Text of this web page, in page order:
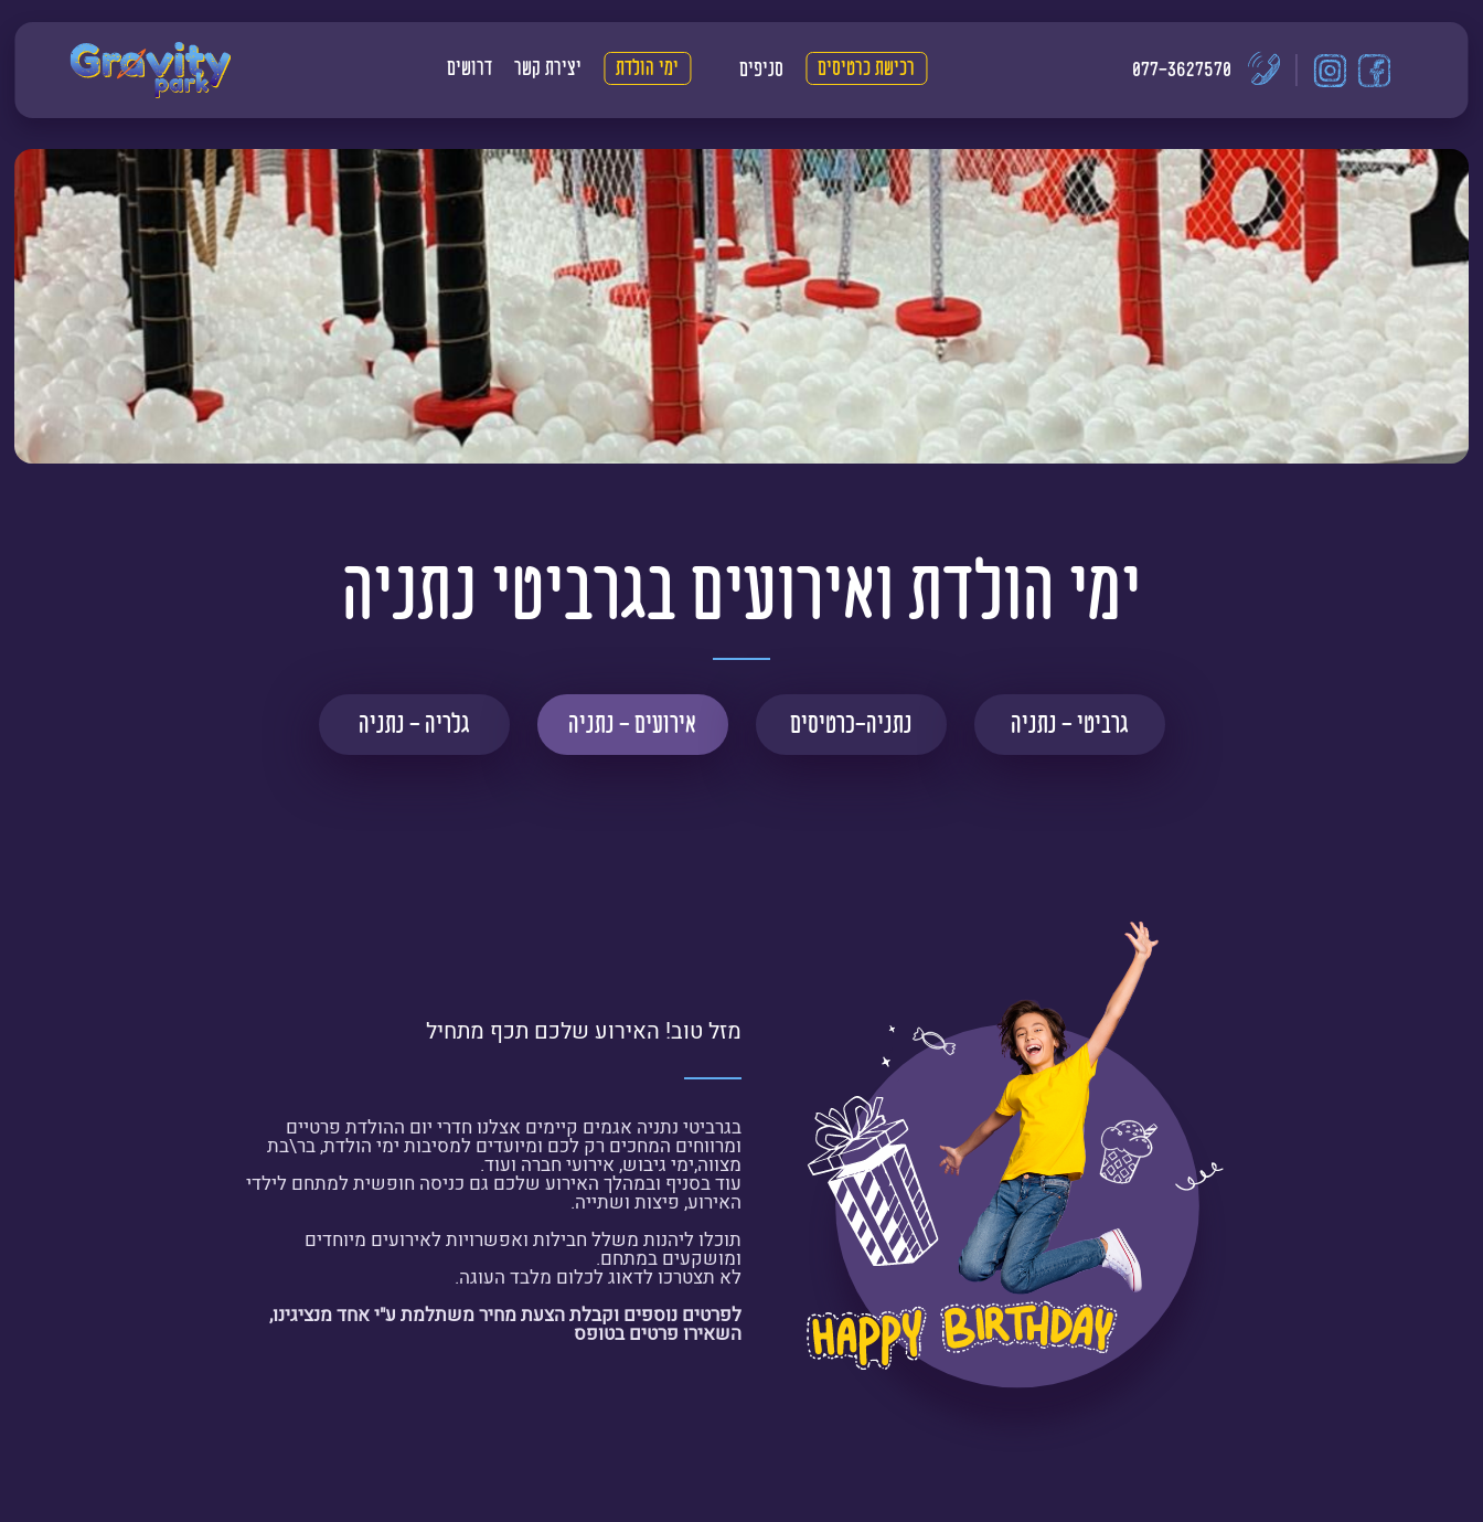
077-3627570 גרביטי
באינסטגרם
לעמוד
הפייסבוק
רכישת כרטיסים סניפים ימי הולדת יצירת קשר דרושים
גרביטי - נתניה נתניה-כרטיסים אירועים - נתניה גלריה - נתניה
ימי הולדת ואירועים בגרביטי נתניה
מזל טוב! האירוע שלכם תכף מתחיל
בגרביטי נתניה אגמים קיימים אצלנו חדרי יום ההולדת פרטיים
ומרווחים המחכים רק לכם ומיועדים למסיבות ימי הולדת, בר\בת
מצווה,ימי גיבוש, אירועי חברה ועוד.
עוד בסניף ובמהלך האירוע שלכם גם כניסה חופשית למתחם לילדי
האירוע, פיצות ושתייה.
תוכלו ליהנות משלל חבילות ואפשרויות לאירועים מיוחדים
ומושקעים במתחם.
לא תצטרכו לדאוג לכלום מלבד העוגה.
לפרטים נוספים וקבלת הצעת מחיר משתלמת ע"י אחד מנציגינו,
השאירו פרטים בטופס